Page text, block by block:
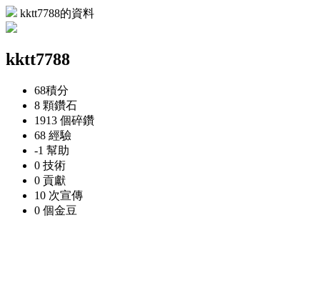
kktt7788的資料
kktt7788
68積分
8 顆鑽石
1913 個碎鑽
68 經驗
-1 幫助
0 技術
0 貢獻
10 次宣傳
0 個金豆